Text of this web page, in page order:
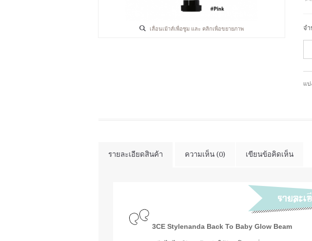
เลื่อนเม้าส์เพื่อซูม และ คลิกเพื่อขยายภาพ จ
แบ่
รายละเอียดสินค้า ความเห็น (0) เขียนข้อคิดเห็น
3CE Stylenanda Back To Baby Glow Beam